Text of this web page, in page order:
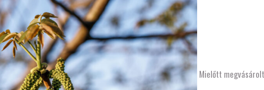
Mielőtt